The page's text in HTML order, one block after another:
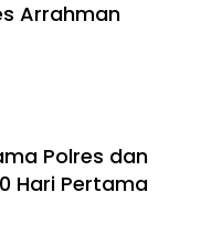
Arrahman
Polres dan
Hari Pertama